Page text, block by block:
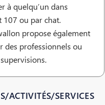
à quelqu’un dans
107 ou par chat.
propose également
des professionnels ou
ACTIVITÉS/SERVICES